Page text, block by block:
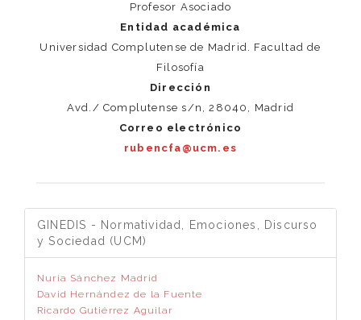
Profesor Asociado
Entidad académica
Universidad Complutense de Madrid. Facultad de
Filosofía
Dirección
Avd./ Complutense s/n, 28040, Madrid
Correo electrónico
rubencfa@ucm.es
GINEDIS - Normatividad, Emociones, Discurso
y Sociedad (UCM)
Nuria Sánchez Madrid
David Hernández de la Fuente
Ricardo Gutiérrez Aguilar